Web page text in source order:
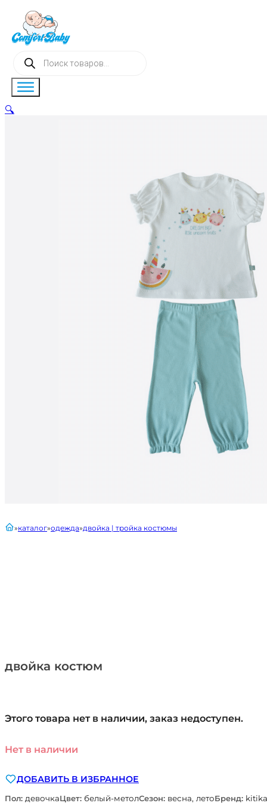
Поиск
товаров
двойка костюм
главнаякаталог одежда двойка | тройка костюмы
Этого товара нет в наличии, заказ недоступен.
Нет в наличии
ДОБАВИТЬ В ИЗБРАННОЕ
Пол: девочкаЦвет: белый-метолСезон: весна, летоБренд:
🔍